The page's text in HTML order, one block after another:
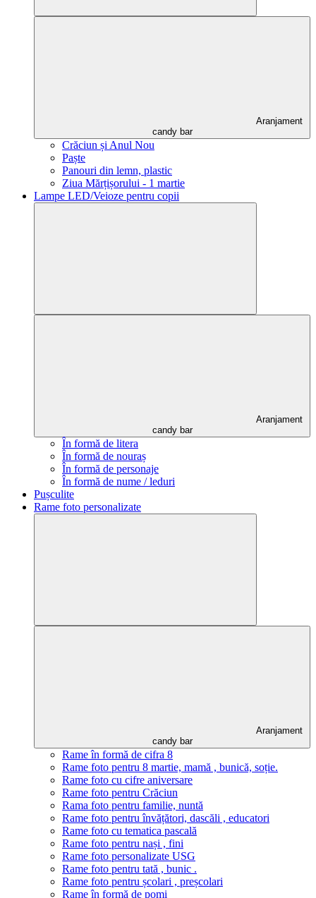
Aranjament
candy bar
Crăciun și Anul Nou
Paște
Panouri din lemn, plastic
Ziua Mărțișorului - 1 martie
Lampe LED/Veioze pentru copii
Aranjament
candy bar
În formă de litera
În formă de nouraș
În formă de personaje
În formă de nume / leduri
Pușculite
Rame foto personalizate
Aranjament
candy bar
Rame în formă de cifra 8
Rame foto pentru 8 martie, mamă , bunică, soție.
Rame foto cu cifre aniversare
Rame foto pentru Crăciun
Rama foto pentru familie, nuntă
Rame foto pentru învățători, dascăli , educatori
Rame foto cu tematica pascală
Rame foto pentru nași , fini
Rame foto personalizate USG
Rame foto pentru tată , bunic .
Rame foto pentru școlari , preșcolari
Rame în formă de pomi